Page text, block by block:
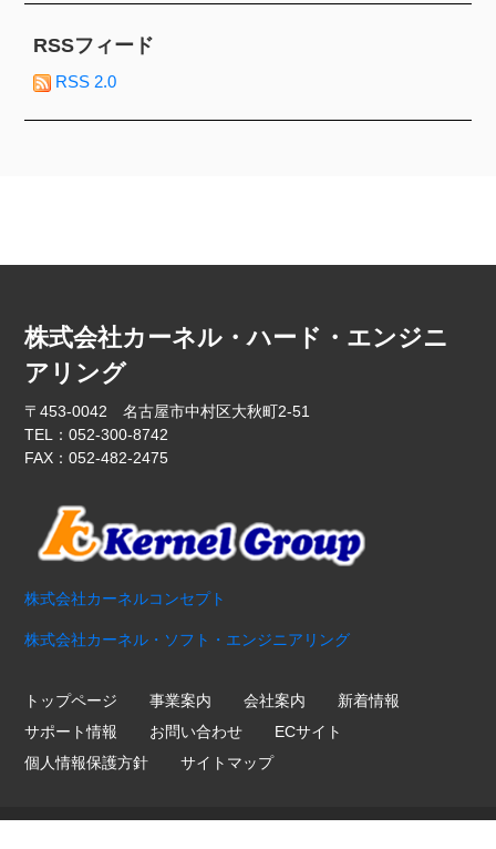
RSSフィード
RSS 2.0
株式会社カーネル・ハード・エンジニ
アリング
〒453-0042 名古屋市中村区大秋町2-51
TEL：052-300-8742
FAX：052-482-2475
株式会社カーネルコンセプト
株式会社カーネル・ソフト・エンジニアリング
トップページ 事業案内 会社案内
新着情報
サポート情報
お問い合わせ
ECサイト
個人情報保護方針
サイトマップ
Copyright ©2026 Kernel Hardware Engineering. All Rights